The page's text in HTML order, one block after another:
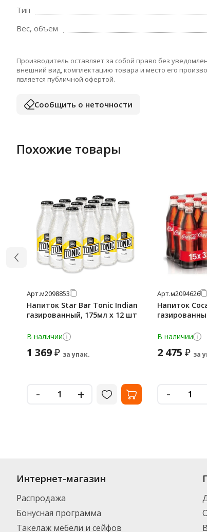
Тип
Вес, объем
Производитель оставляет за собой право без
внешний вид, комплектацию товара и место его
является публичной офертой.
Сообщить о неточности
Похожие товары
Арт.м2098853
Напиток Star Bar Tonic Indian
газированный, 175мл x 12 шт
В наличии
1 369₽ за упак.
- +
Арт.м2094626
Напиток
В наличии
2 475 ₽ за
-
Интернет-магазин
Распродажа
Бонусная программа
Такелаж мебели и сейфов